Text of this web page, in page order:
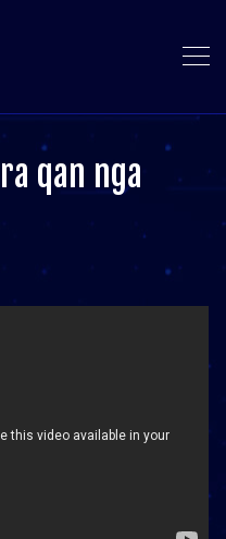
qan nga